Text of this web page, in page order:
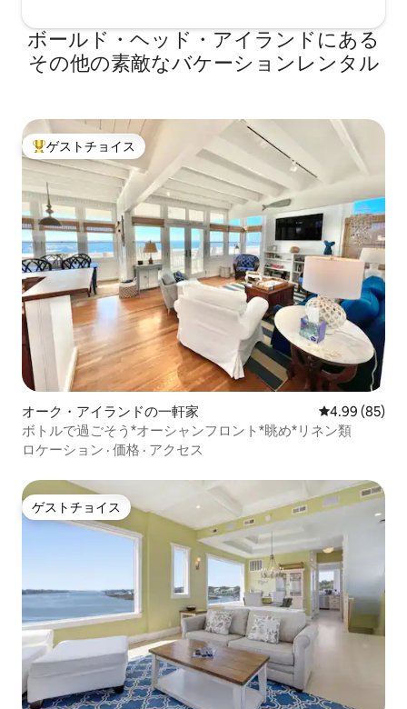
ボールド・ヘッド・アイランドにある
その他の素敵なバケーションレンタル
大好評のゲストチョイスです。
ゲストチョイス
オーク・アイランドの一軒家 レビュー85
4.99 (85)
ボトルで過ごそう*オーシャンフロント*眺め*リネン類
ロケーション · 価格 · アクセス
ゲストチョイス
ゲストチョイス